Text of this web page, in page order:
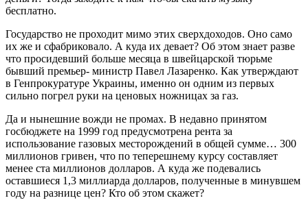
бесплатно.
Государство не проходит мимо этих сверхдоходов. Оно само
их же и сфабриковало. А куда их девает? Об этом знает разве
что просидевший больше месяца в швейцарской тюрьме
бывший премьер- министр Павел Лазаренко. Как утверждают
в Генпрокуратуре Украины, именно он одним из первых
сильно погрел руки на ценовых ножницах за газ.
Да и нынешние вожди не промах. В недавно принятом
госбюджете на 1999 год предусмотрена рента за
использование газовых месторождений в общей сумме… 300
миллионов гривен, что по теперешнему курсу составляет
менее ста миллионов долларов. А куда же подевались
оставшиеся 1,3 миллиарда долларов, полученные в минувшем
году на разнице цен? Кто об этом скажет?